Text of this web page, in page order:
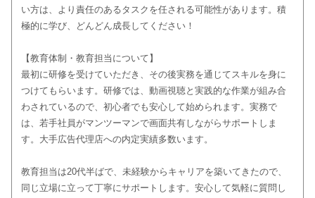
い方は、より責任のあるタスクを任される可能性があります。積
極的に学び、どんどん成長してください！
【教育体制・教育担当について】
最初に研修を受けていただき、その後実務を通じてスキルを身に
つけてもらいます。研修では、動画視聴と実践的な作業が組み合
わされているので、初心者でも安心して始められます。実務で
は、若手社員がマンツーマンで画面共有しながらサポートしま
す。大手広告代理店への内定実績多数います。
教育担当は20代半ばで、未経験からキャリアを築いてきたので、
同じ立場に立って丁寧にサポートします。安心して気軽に質問し